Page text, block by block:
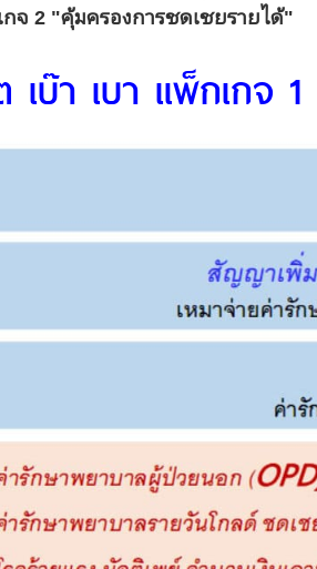
จ 2 "คุ้มครองการชดเชยรายได้"
บ๊า เบา แพ็กเกจ 1